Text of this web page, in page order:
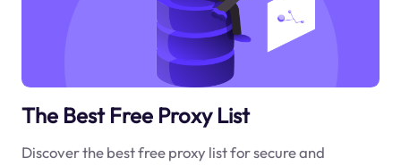
The Best Free Proxy List
Discover the best free proxy list for secure and